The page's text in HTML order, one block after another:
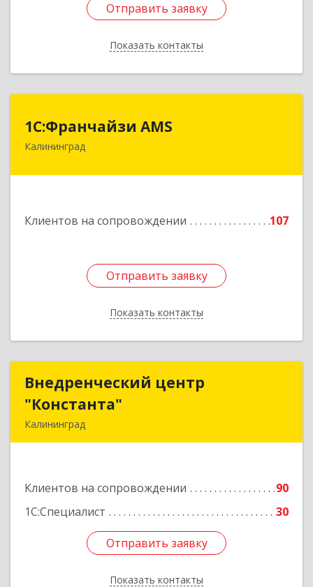
Отправить заявку
Показать контакты
Отправить заявку
Назад
1С:Франчайзи AMS
Калининград
Клиентов на сопровождении 107
Отправить заявку
Показать контакты
238325, Калининградская обл, Гурьевский р-н,
Отправить заявку
Назад
Внедренческий центр
"Константа"
Калининград
Клиентов на сопровождении
90
1С:Специалист
30
Отправить заявку
Показать контакты
Внедренческий центр
Подробнее
Отправить заявку
Назад